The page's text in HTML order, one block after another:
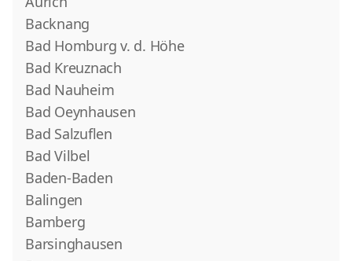
Backnang
Bad Homburg v. d. Höhe
Bad Kreuznach
Bad Nauheim
Bad Oeynhausen
Bad Salzuflen
Bad Vilbel
Baden-Baden
Balingen
Bamberg
Barsinghausen